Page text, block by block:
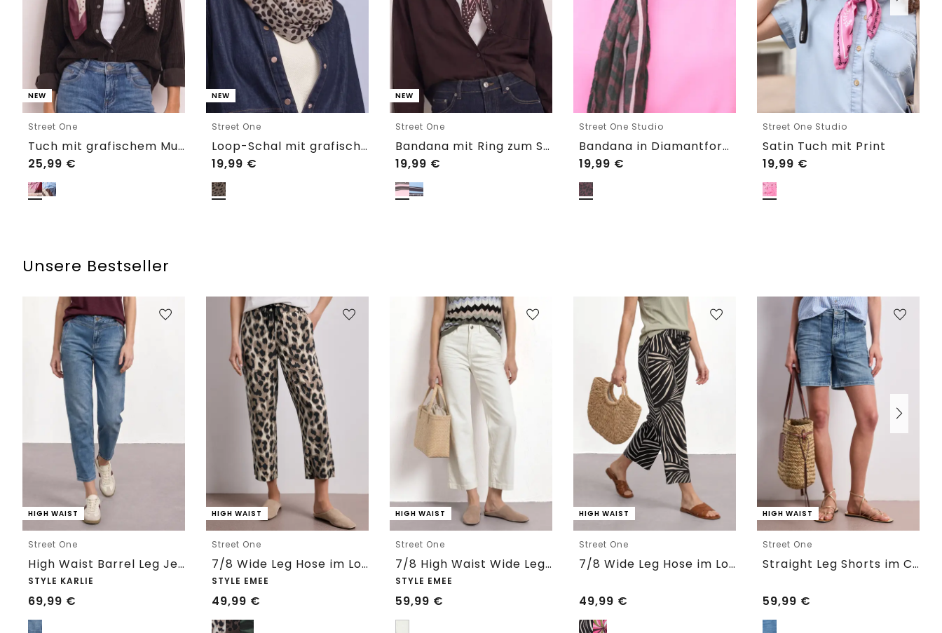
NEW
Street One
Tuch mit grafischem Muster
25,99 €
NEW
Street One
Loop-Schal mit grafischem Muster
19,99 €
NEW
Street One
Bandana mit Ring zum Stylen
19,99 €
Street One Studio
Bandana in Diamantform mit Ring
19,99 €
Street One Studio
Satin Tuch mit Print
19,99 €
Unsere Bestseller
HIGH WAIST
Street One
High Waist Barrel Leg Jeans im Loose Fit
STYLE KARLIE
69,99 €
HIGH WAIST
Street One
7/8 Wide Leg Hose im Loose Fit mit Print
STYLE EMEE
49,99 €
HIGH WAIST
Street One
7/8 High Waist Wide Leg Jeans im Loose Fit
STYLE EMEE
59,99 €
HIGH WAIST
Street One
7/8 Wide Leg Hose im Loose Fit
49,99 €
HIGH WAIST
Street One
Straight Leg Shorts im Casual Fit
59,99 €